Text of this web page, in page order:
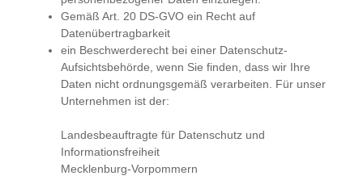
Gemäß Art. 20 DS-GVO ein Recht auf
Datenübertragbarkeit
ein Beschwerderecht bei einer Datenschutz-
Aufsichtsbehörde, wenn Sie finden, dass wir Ihre
Daten nicht ordnungsgemäß verarbeiten. Für unser
Unternehmen ist der:
Landesbeauftragte für Datenschutz und
Informationsfreiheit
Mecklenburg-Vorpommern